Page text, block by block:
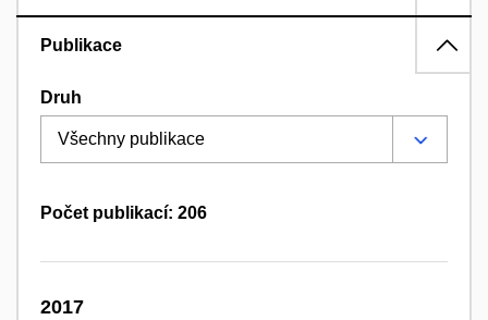
Publikace
Druh
Počet publikací: 206
2017